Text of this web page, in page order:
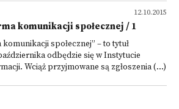
12.10.2015
komunikacji społecznej / 1
społecznej” – to tytuł
odbędzie się w Instytucie
Wciąż przyjmowane są zgłoszenia (...)